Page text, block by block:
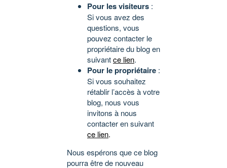
Pour les visiteurs :
Si vous avez des
questions, vous
pouvez contacter le
propriétaire du blog en
suivantce lien.
Pour le propriétaire :
Si vous souhaitez
rétablir l’accès à votre
blog, nous vous
invitons à nous
contacter en suivant
ce lien.
Nous espérons que ce blog
pourra être de nouveau